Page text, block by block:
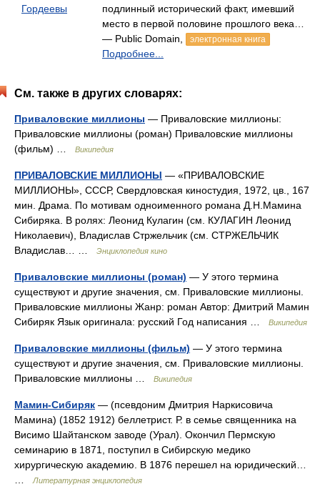
Гордеевы
подлинный исторический факт, имевший
место в первой половине прошлого века…
— Public Domain,
электронная книга
Подробнее...
См. также в других словарях:
Приваловские миллионы — Приваловские миллионы:
Приваловские миллионы (роман) Приваловские миллионы
(фильм) …
Википедия
ПРИВАЛОВСКИЕ МИЛЛИОНЫ — «ПРИВАЛОВСКИЕ
МИЛЛИОНЫ», СССР, Свердловская киностудия, 1972, цв., 167
мин. Драма. По мотивам одноименного романа Д.Н.Мамина
Сибиряка. В ролях: Леонид Кулагин (см. КУЛАГИН Леонид
Николаевич), Владислав Стржельчик (см. СТРЖЕЛЬЧИК
Владислав… …
Энциклопедия кино
Приваловские миллионы (роман) — У этого термина
существуют и другие значения, см. Приваловские миллионы.
Приваловские миллионы Жанр: роман Автор: Дмитрий Мамин
Сибиряк Язык оригинала: русский Год написания …
Википедия
Приваловские миллионы (фильм) — У этого термина
существуют и другие значения, см. Приваловские миллионы.
Приваловские миллионы …
Википедия
Мамин-Сибиряк — (псевдоним Дмитрия Наркисовича
Мамина) (1852 1912) беллетрист. Р. в семье священника на
Висимо Шайтанском заводе (Урал). Окончил Пермскую
семинарию в 1871, поступил в Сибирскую медико
хирургическую академию. В 1876 перешел на юридический…
Литературная энциклопедия